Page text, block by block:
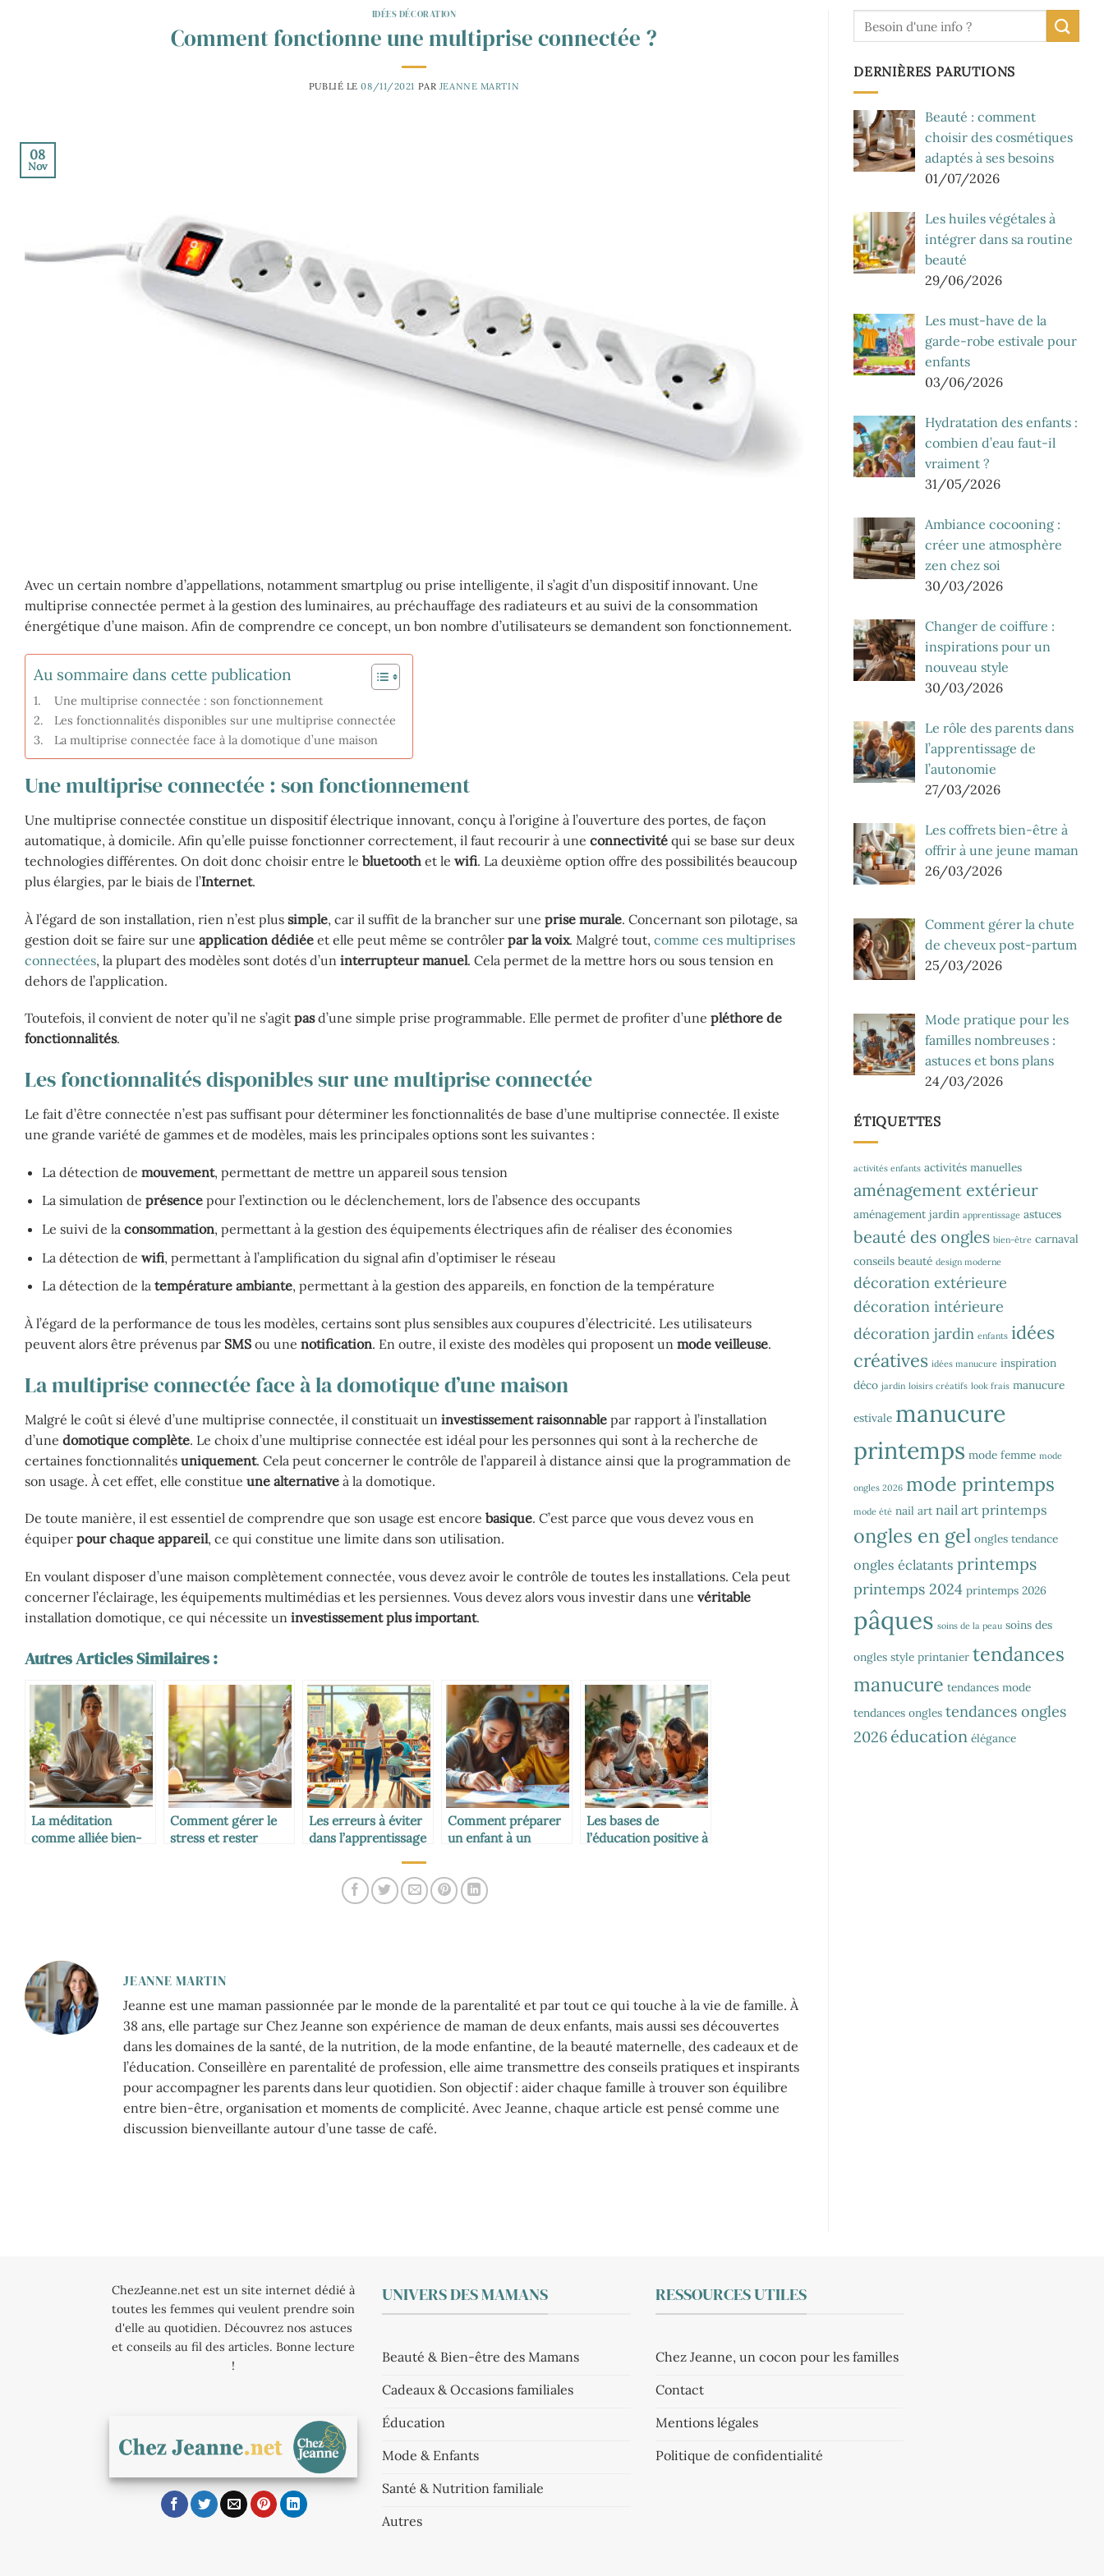
IDÉES DÉCORATION
Comment fonctionne une multiprise connectée ?
PUBLIÉ LE08/11/2021 PAR JEANNE MARTIN
08
Nov
Avec un certain nombre d’appellations, notamment smartplug ou prise intelligente, il s’agit d’un dispositif innovant. Une
multiprise connectée permet à la gestion des luminaires, au préchauffage des radiateurs et au suivi de la consommation
énergétique d’une maison. Afin de comprendre ce concept, un bon nombre d’utilisateurs se demandent son fonctionnement.
Au sommaire dans cette publication
Une multiprise connectée : son fonctionnement
Les fonctionnalités disponibles sur une multiprise connectée
La multiprise connectée face à la domotique d’une maison
Une multiprise connectée : son fonctionnement
Une multiprise connectée constitue un dispositif électrique innovant, conçu à l’origine à l’ouverture des portes, de façon
automatique, à domicile. Afin qu’elle puisse fonctionner correctement, il faut recourir à une connectivité qui se base sur deux
technologies différentes. On doit donc choisir entre le bluetooth et le wifi. La deuxième option offre des possibilités beaucoup
plus élargies, par le biais de l’Internet.
À l’égard de son installation, rien n’est plus simple, car il suffit de la brancher sur une prise murale. Concernant son pilotage, sa
gestion doit se faire sur une application dédiée et elle peut même se contrôler par la voix. Malgré tout, comme ces multiprises
connectées, la plupart des modèles sont dotés d’un interrupteur manuel. Cela permet de la mettre hors ou sous tension en
dehors de l’application.
Toutefois, il convient de noter qu’il ne s’agit pasd’une simple prise programmable. Elle permet de profiter d’une pléthore de
fonctionnalités.
Les fonctionnalités disponibles sur une multiprise connectée
Le fait d’être connectée n’est pas suffisant pour déterminer les fonctionnalités de base d’une multiprise connectée. Il existe
une grande variété de gammes et de modèles, mais les principales options sont les suivantes :
La détection de mouvement, permettant de mettre un appareil sous tension
La simulation de présencepour l’extinction ou le déclenchement, lors de l’absence des occupants
Le suivi de la consommation, permettant à la gestion des équipements électriques afin de réaliser des économies
La détection de wifi, permettant à l’amplification du signal afin d’optimiser le réseau
La détection de la température ambiante, permettant à la gestion des appareils, en fonction de la température
À l’égard de la performance de tous les modèles, certains sont plus sensibles aux coupures d’électricité. Les utilisateurs
peuvent alors être prévenus par SMS ou une notification. En outre, il existe des modèles qui proposent un mode veilleuse.
La multiprise connectée face à la domotique d’une maison
Malgré le coût si élevé d’une multiprise connectée, il constituait un investissement raisonnable par rapport à l’installation
d’une domotique complète. Le choix d’une multiprise connectée est idéal pour les personnes qui sont à la recherche de
certaines fonctionnalités uniquement. Cela peut concerner le contrôle de l’appareil à distance ainsi que la programmation de
son usage. À cet effet, elle constitue une alternative à la domotique.
De toute manière, il est essentiel de comprendre que son usage est encore basique. C’est parce que vous devez vous en
équiper pour chaque appareil, ce qui constitue une limite dans son utilisation.
En voulant disposer d’une maison complètement connectée, vous devez avoir le contrôle de toutes les installations. Cela peut
concerner l’éclairage, les équipements multimédias et les persiennes. Vous devez alors vous investir dans une véritable
installation domotique, ce qui nécessite un investissement plus important.
Autres Articles Similaires :
La méditation
comme alliée bien-
Comment gérer le
stress et rester
Les erreurs à éviter
dans l’apprentissage
Comment préparer
un enfant à un
Les bases de
l’éducation positive à
JEANNE MARTIN
Jeanne est une maman passionnée par le monde de la parentalité et par tout ce qui touche à la vie de famille. À
38 ans, elle partage sur Chez Jeanne son expérience de maman de deux enfants, mais aussi ses découvertes
dans les domaines de la santé, de la nutrition, de la mode enfantine, de la beauté maternelle, des cadeaux et de
l’éducation. Conseillère en parentalité de profession, elle aime transmettre des conseils pratiques et inspirants
pour accompagner les parents dans leur quotidien. Son objectif : aider chaque famille à trouver son équilibre
entre bien-être, organisation et moments de complicité. Avec Jeanne, chaque article est pensé comme une
discussion bienveillante autour d’une tasse de café.
DERNIÈRES PARUTIONS
Beauté : comment
choisir des cosmétiques
adaptés à ses besoins
01/07/2026
Les huiles végétales à
intégrer dans sa routine
beauté
29/06/2026
Les must-have de la
garde-robe estivale pour
enfants
03/06/2026
Hydratation des enfants :
combien d’eau faut-il
vraiment ?
31/05/2026
Ambiance cocooning :
créer une atmosphère
zen chez soi
30/03/2026
Changer de coiffure :
inspirations pour un
nouveau style
30/03/2026
Le rôle des parents dans
l’apprentissage de
l’autonomie
27/03/2026
Les coffrets bien-être à
offrir à une jeune maman
26/03/2026
Comment gérer la chute
de cheveux post-partum
25/03/2026
Mode pratique pour les
familles nombreuses :
astuces et bons plans
24/03/2026
ÉTIQUETTES
activités enfants activités manuelles
aménagement extérieur
aménagement jardin apprentissage astuces
beauté des ongles bien-être carnaval
conseils beauté design moderne
décoration extérieure
décoration intérieure
décoration jardin enfants idées
créatives idées manucure inspiration
déco jardin loisirs créatifs look frais manucure
estivale manucure
printemps mode femme mode
ongles 2026 mode printemps
mode été nail art nail art printemps
ongles en gel ongles tendance
ongles éclatants printemps
printemps 2024 printemps 2026
pâques soins de la peau soins des
ongles style printanier tendances
manucure tendances mode
tendances ongles tendances ongles
2026 éducation élégance
ChezJeanne.net est un site internet dédié à
toutes les femmes qui veulent prendre soin
d'elle au quotidien. Découvrez nos astuces
et conseils au fil des articles. Bonne lecture
!
UNIVERS DES MAMANS
Beauté & Bien-être des Mamans
Cadeaux & Occasions familiales
Éducation
Mode & Enfants
Santé & Nutrition familiale
Autres
RESSOURCES UTILES
Chez Jeanne, un cocon pour les familles
Contact
Mentions légales
Politique de confidentialité